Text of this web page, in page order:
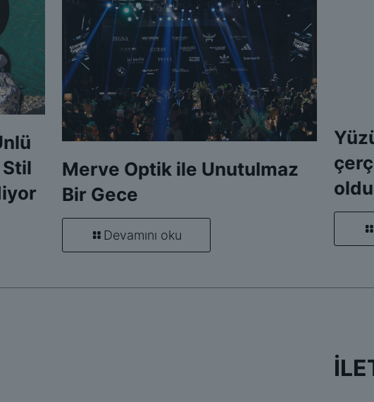
Stil
Merve Optik ile Unutulmaz
Bir Gece
Devamını oku